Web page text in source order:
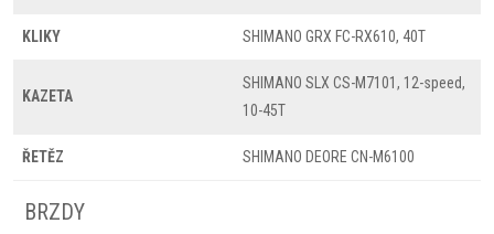
KLIKY SHIMANO GRX FC-RX610, 40T
KAZETA
SHIMANO SLX CS-M7101, 12-speed,
10-45T
ŘETĚZ SHIMANO DEORE CN-M6100
BRZDY